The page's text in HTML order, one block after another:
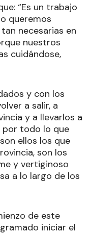
“Es un trabajo
queremos
necesarias en
nuestros
cuidándose,
y con los
a salir, a
y a llevarlos a
por todo lo que
ellos los que
son los
y vertiginoso
a lo largo de los
de este
iniciar el